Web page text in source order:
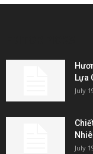
Lựa
July
July